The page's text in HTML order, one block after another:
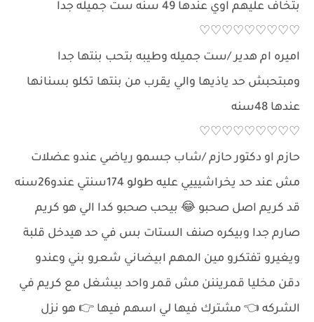
بتخاف عليهم اوي عندها 49 سنه ست جميله جدا
♡♡♡♡♡♡♡♡♡
اميره ام هدير /ست جميله وطيبه بتحب بنتها جدا
ومبتحبش حد ياذيها والي يقرب من بنتها تكلو بسنانها
عندها 48سنه
♡♡♡♡♡♡♡♡♡
حازم او دكتور حازم /شاب جسمو رياضي عندو عضلات
مش عند حد يخراشيييي عليه طولو 174سنتي عندو26سنه
قد كريم اصل صحبو 😂 بيحب صحبو كدا الي هو كريم
صارم جدا وبيكره صنف الستات بس في حد هيدخل قلبة
ويغيرو تفتكرو مين المهم ابيضاني شعرو بني وعندو
دقن مخليا قمريننن مش قمر واحد بيشغل مع كريم في
الشركه 👈 مشترك فيها لي اسهم فيها 👉 هو نزل